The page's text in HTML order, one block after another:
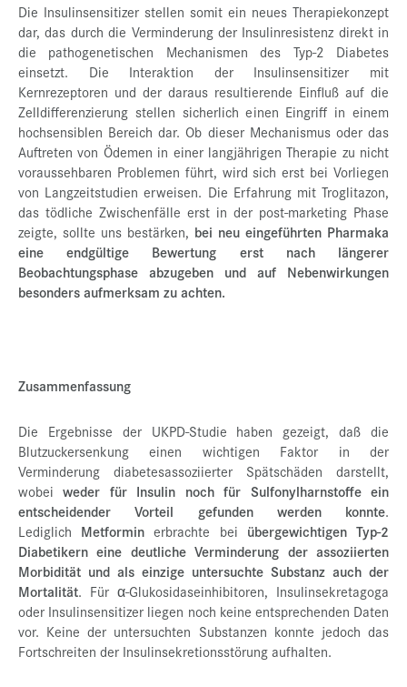
Die Insulinsensitizer stellen somit ein neues Therapiekonzept
dar, das durch die Verminderung der Insulinresistenz direkt in
die pathogenetischen Mechanismen des Typ-2 Diabetes
einsetzt. Die Interaktion der Insulinsensitizer mit
Kernrezeptoren und der daraus resultierende Einfluß auf die
Zelldifferenzierung stellen sicherlich einen Eingriff in einem
hochsensiblen Bereich dar. Ob dieser Mechanismus oder das
Auftreten von Ödemen in einer langjährigen Therapie zu nicht
voraussehbaren Problemen führt, wird sich erst bei Vorliegen
von Langzeitstudien erweisen. Die Erfahrung mit Troglitazon,
das tödliche Zwischenfälle erst in der post-marketing Phase
zeigte, sollte uns bestärken, bei neu eingeführten Pharmaka
eine endgültige Bewertung erst nach längerer
Beobachtungsphase abzugeben und auf Nebenwirkungen
besonders aufmerksam zu achten.
Zusammenfassung
Die Ergebnisse der UKPD-Studie haben gezeigt, daß die
Blutzuckersenkung einen wichtigen Faktor in der
Verminderung diabetesassoziierter Spätschäden darstellt,
wobeiweder für Insulin noch für Sulfonylharnstoffe ein
entscheidender Vorteil gefunden werden konnte.
Lediglich Metformin erbrachte bei übergewichtigen Typ-2
Diabetikern eine deutliche Verminderung der assoziierten
Morbidität und als einzige untersuchte Substanz auch der
Mortalität. Für α-Glukosidaseinhibitoren, Insulinsekretagoga
oder Insulinsensitizer liegen noch keine entsprechenden Daten
vor. Keine der untersuchten Substanzen konnte jedoch das
Fortschreiten der Insulinsekretionsstörung aufhalten.